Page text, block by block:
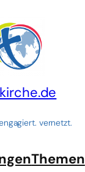
vernetzt.
Themen